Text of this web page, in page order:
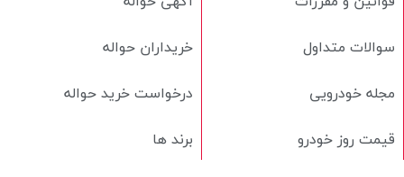
خریداران حواله
درخواست خرید حواله
برند ها
سوالات متداول
مجله خودرویی
قیمت روز خودرو